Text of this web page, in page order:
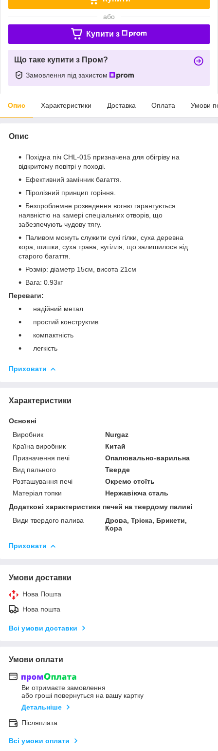
або
Купити з
Що таке купити з Пром?
Замовлення під захистом
Опис Характеристики Доставка Оплата Умови
Опис
Похідна піч CHL-015 призначена для обігріву на
відкритому повітрі у поході.
Ефективний замінник багаття.
Піролізний принцип горіння.
Безпроблемне розведення вогню гарантується
наявністю на камері спеціальних отворів, що
забезпечують чудову тягу.
Паливом можуть служити сухі гілки, суха деревна
кора, шишки, суха трава, вугілля, що залишилося від
старого багаття.
Розмір: діаметр 15см, висота 21см
Вага: 0.93кг
Переваги:
надійний метал
простий конструктив
компактність
легкість
Приховати
Характеристики
Основні
Виробник
Nurgaz
Країна виробник
Китай
Призначення печі
Опалювально-варильна
Вид пального
Тверде
Розташування печі
Окремо стоїть
Матеріал топки
Нержавіюча сталь
Додаткові характеристики печей на твердому паливі
Види твердого палива
Дрова, Тріска, Брикети,
Кора
Приховати
Умови доставки
Нова Пошта
Нова пошта
Всі умови доставки
Умови оплати
Ви отримаєте замовлення
або гроші повернуться на вашу картку
Детальніше
Післяплата
Всі умови оплати